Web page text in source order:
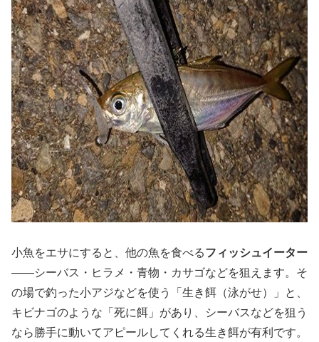
小魚をエサにすると、他の魚を食べるフィッシュイーター
——シーバス・ヒラメ・青物・カサゴなどを狙えます。そ
の場で釣った小アジなどを使う「生き餌（泳がせ）」と、
キビナゴのような「死に餌」があり、シーバスなどを狙う
なら勝手に動いてアピールしてくれる生き餌が有利です。